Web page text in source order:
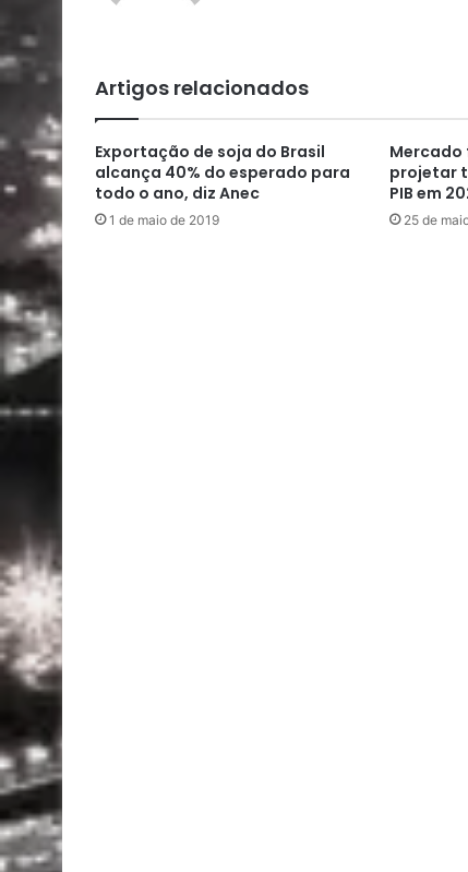
Artigos relacionados
Exportação de soja do Brasil
alcança 40% do esperado para
todo o ano, diz Anec
1 de maio de 2019
Mercado
projetar
PIB em
25 de